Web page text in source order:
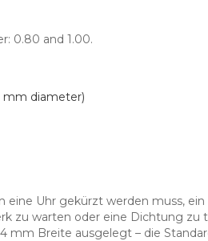
0.80 and 1.00.
mm diameter)
eine Uhr gekürzt werden muss,
zu warten oder eine Dichtung zu
Breite ausgelegt – die